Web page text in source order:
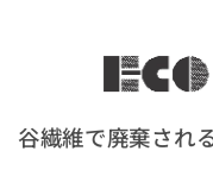
谷繊維で廃棄され